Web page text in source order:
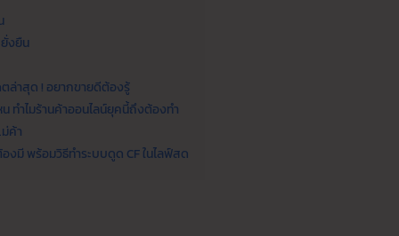
งยืน
ตล่าสุด ! อยากขายดีต้องรู้
ทำไมร้านค้าออนไลน์ยุคนี้ถึงต้องทำ
ค้า
งมี พร้อมวิธีทำระบบดูด CF ในไลฟ์สด